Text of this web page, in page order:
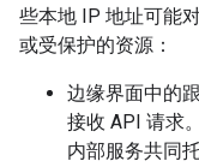
些本地 IP 地址可能
或受保护的资源：
边缘界面中的
接收 API 请求
内部服务共同